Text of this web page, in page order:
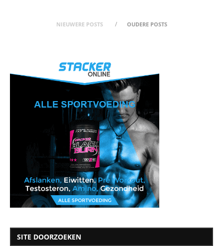
NIEUWERE POSTS OUDERE POSTS
SITE DOORZOEKEN